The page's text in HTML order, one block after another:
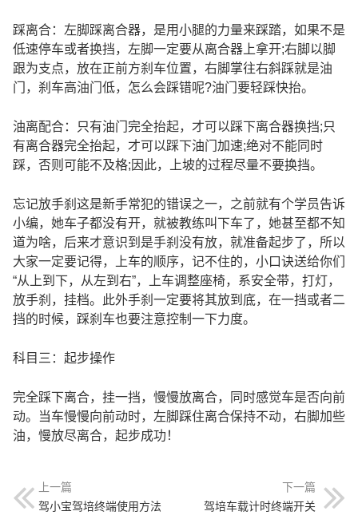
踩离合：左脚踩离合器，是用小腿的力量来踩踏，如果不是
低速停车或者换挡，左脚一定要从离合器上拿开;右脚以脚
跟为支点，放在正前方刹车位置，右脚掌往右斜踩就是油
门，刹车高油门低，怎么会踩错呢?油门要轻踩快抬。
油离配合：只有油门完全抬起，才可以踩下离合器换挡;只
有离合器完全抬起，才可以踩下油门加速;绝对不能同时
踩，否则可能不及格;因此，上坡的过程尽量不要换挡。
忘记放手刹这是新手常犯的错误之一，之前就有个学员告诉
小编，她车子都没有开，就被教练叫下车了，她甚至都不知
道为啥，后来才意识到是手刹没有放，就准备起步了，所以
大家一定要记得，上车的顺序，记不住的，小口诀送给你们
“从上到下，从左到右”，上车调整座椅，系安全带，打灯，
放手刹，挂档。此外手刹一定要将其放到底，在一挡或者二
挡的时候，踩刹车也要注意控制一下力度。
科目三：起步操作
完全踩下离合，挂一挡，慢慢放离合，同时感觉车是否向前
动。当车慢慢向前动时，左脚踩住离合保持不动，右脚加些
油，慢放尽离合，起步成功！
上一篇
驾小宝驾培终端使用方法
下一篇
驾培车载计时终端开关